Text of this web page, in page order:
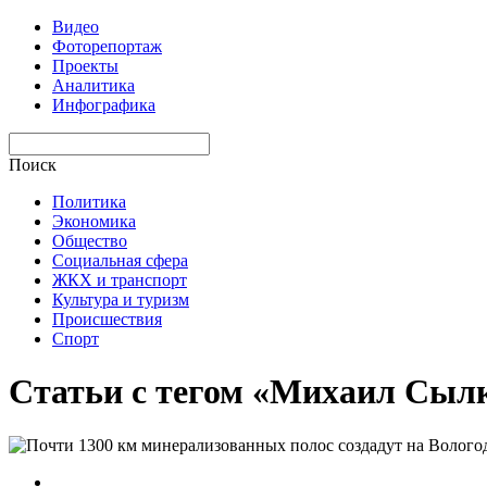
Видео
Фоторепортаж
Проекты
Аналитика
Инфографика
Поиск
Политика
Экономика
Общество
Социальная сфера
ЖКХ и транспорт
Культура и туризм
Происшествия
Спорт
Статьи с тегом «Михаил